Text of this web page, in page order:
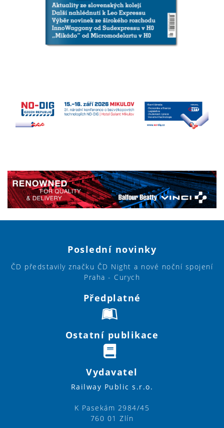
Poslední novinky
ČD představily značku ČD Night a nové noční spojení
Praha - Curych
Předplatné
Ostatní publikace
Vydavatel
Railway Public s.r.o.
K Pasekám 2984/45
760 01 Zlín